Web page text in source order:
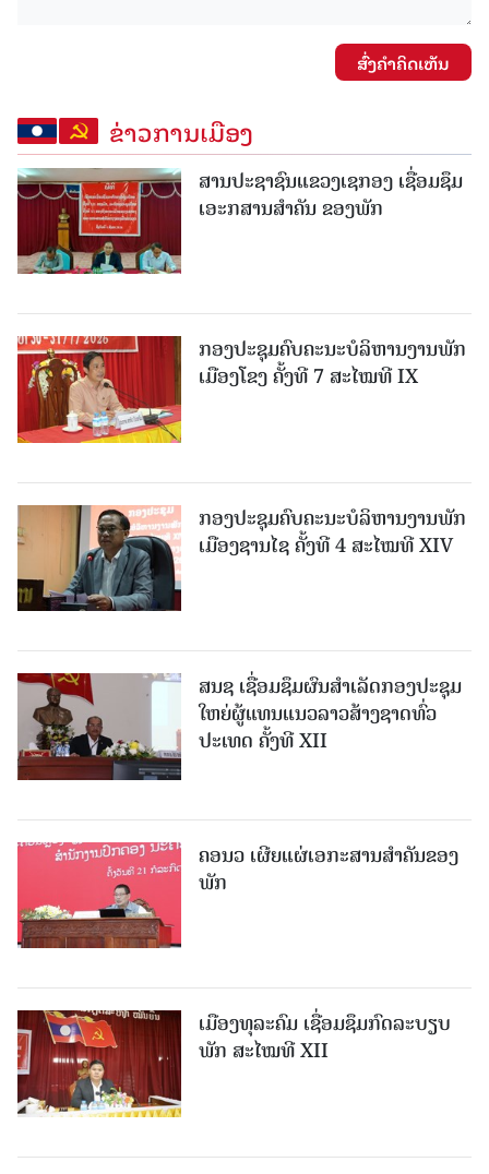
ສົ່ງຄໍາຄິດເຫັນ
ຂ່າວການເມືອງ
ສານປະຊາຊົນແຂວງເຊກອງ ເຊື່ອມຊຶມ
ເອະກສານສໍາຄັນ ຂອງພັກ
ກອງປະຊຸມຄົບຄະນະບໍລິຫານງານພັກ
ເມືອງໂຂງ ຄັ້ງທີ 7 ສະໄໝທີ IX
ກອງປະຊຸມຄົບຄະນະບໍລິຫານງານພັກ
ເມືອງຊານ​ໄຊ ຄັ້ງທີ 4 ສະໄໝທີ XIV
ສນຊ ເຊື່ອມຊຶມຜົນສໍາເລັດກອງປະຊຸມ
ໃຫຍ່ຜູ້ແທນແນວລາວສ້າງຊາດທົ່ວ
ປະເທດ ຄັ້ງທີ XII
ຄອນວ ເຜີຍແຜ່ເອກະສານສໍາຄັນຂອງ
ພັກ
ເມືອງທຸລະຄົມ ເຊື່ອມຊຶມກົດລະບຽບ
ພັກ ສະໄໝທີ XII